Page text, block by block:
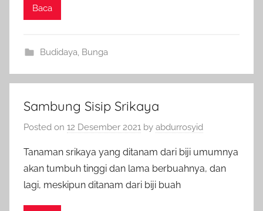
Baca
Budidaya, Bunga
Sambung Sisip Srikaya
Posted on 12 Desember 2021 by abdurrosyid
Tanaman srikaya yang ditanam dari biji umumnya
akan tumbuh tinggi dan lama berbuahnya, dan
lagi, meskipun ditanam dari biji buah